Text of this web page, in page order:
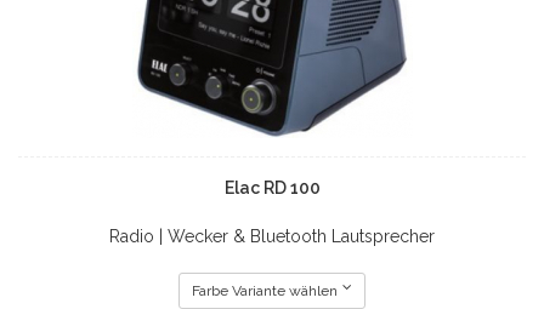
Elac RD 100
Radio | Wecker & Bluetooth Lautsprecher
Farbe Variante wählen